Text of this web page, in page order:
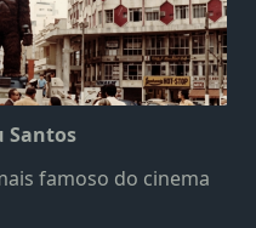
Santos
famoso do cinema